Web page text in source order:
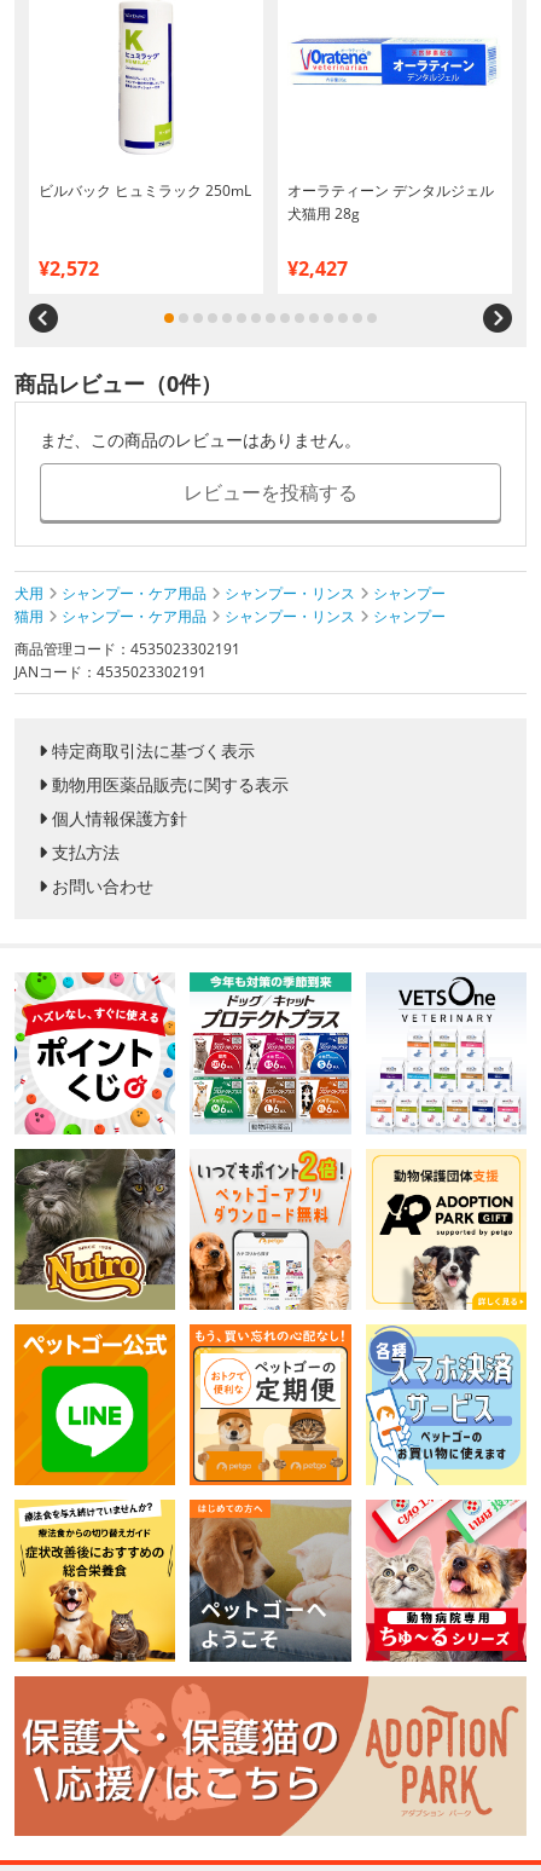
ビルバック ヒュミラック 250mL
¥2,572
オーラティーン デンタルジェル
犬猫用 28g
¥2,427
商品レビュー（0件）
まだ、この商品のレビューはありません。
レビューを投稿する
犬用 シャンプー・ケア用品 シャンプー・リンス
シャンプー
猫用
シャンプー・ケア用品 シャンプー・リンス
シャンプー
商品管理コード：4535023302191
JANコード：4535023302191
特定商取引法に基づく表示
動物用医薬品販売に関する表示
個人情報保護方針
支払方法
お問い合わせ